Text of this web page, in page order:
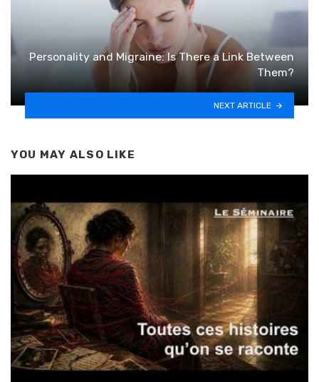
Personality and Migraine: Is There a Link Between
Them?
NEXT ARTICLE
YOU MAY ALSO LIKE